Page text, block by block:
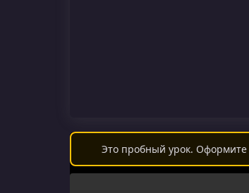
Это пробный урок. Оформите